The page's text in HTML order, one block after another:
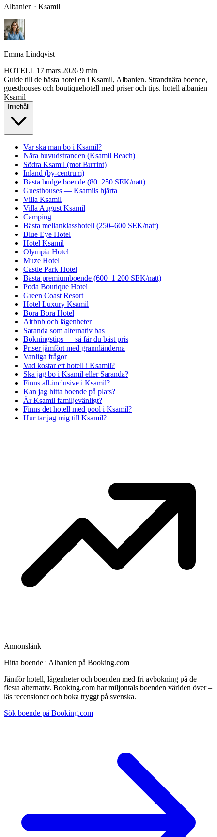
Albanien · Ksamil
Emma Lindqvist
HOTELL 17 mars 2026 9 min
Guide till de bästa hotellen i Ksamil, Albanien. Strandnära boende,
guesthouses och boutiquehotell med priser och tips. hotell albanien
Ksamil
Innehåll
Var ska man bo i Ksamil?
Nära huvudstranden (Ksamil Beach)
Södra Ksamil (mot Butrint)
Inland (by-centrum)
Bästa budgetboende (80–250 SEK/natt)
Guesthouses — Ksamils hjärta
Villa Ksamil
Villa August Ksamil
Camping
Bästa mellanklasshotell (250–600 SEK/natt)
Blue Eye Hotel
Hotel Ksamil
Olympia Hotel
Muze Hotel
Castle Park Hotel
Bästa premiumboende (600–1 200 SEK/natt)
Poda Boutique Hotel
Green Coast Resort
Hotel Luxury Ksamil
Bora Bora Hotel
Airbnb och lägenheter
Saranda som alternativ bas
Bokningstips — så får du bäst pris
Priser jämfört med grannländerna
Vanliga frågor
Vad kostar ett hotell i Ksamil?
Ska jag bo i Ksamil eller Saranda?
Finns all-inclusive i Ksamil?
Kan jag hitta boende på plats?
Är Ksamil familjevänligt?
Finns det hotell med pool i Ksamil?
Hur tar jag mig till Ksamil?
Annonslänk
Hitta boende i Albanien på Booking.com
Jämför hotell, lägenheter och boenden med fri avbokning på de
flesta alternativ. Booking.com har miljontals boenden världen över –
läs recensioner och boka tryggt på svenska.
Sök boende på Booking.com